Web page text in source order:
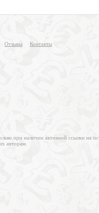
Отзывы Контакты
при наличии активной ссылки на
авторам.